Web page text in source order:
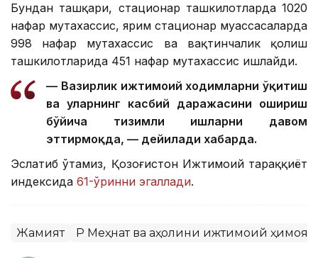
Бундан ташқари, стационар ташкилотларда 1020
нафар мутахассис, ярим стационар муассасаларда
998 нафар мутахассис ва вақтинчалик қолиш
ташкилотларида 451 нафар мутахассис ишлайди.
— Вазирлик ижтимоий ходимларни ўқитиш
ва уларнинг касбий даражасини ошириш
бўйича тизимли ишларни давом
эттирмоқда, — дейилади хабарда.
Эслатиб ўтамиз, Қозоғистон Ижтимоий тараққиёт
индексида 61-ўринни эгаллади.
Жамият ҚР Меҳнат ва аҳолини ижтимоий ҳимоя